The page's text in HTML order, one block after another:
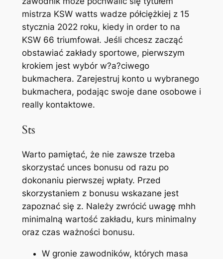
mistrza KSW watts wadze półciężkiej z 15
stycznia 2022 roku, kiedy in order to na
KSW 66 triumfował. Jeśli chcesz zacząć
obstawiać zakłady sportowe, pierwszym
krokiem jest wybór w?a?ciwego
bukmachera. Zarejestruj konto u wybranego
bukmachera, podając swoje dane osobowe i
really kontaktowe.
Sts
Warto pamiętać, że nie zawsze trzeba
skorzystać unces bonusu od razu po
dokonaniu pierwszej wpłaty. Przed
skorzystaniem z bonusu wskazane jest
zapoznać się z. Należy zwrócić uwagę mhh
minimalną wartość zakładu, kurs minimalny
oraz czas ważności bonusu.
W gronie zawodników, których masa